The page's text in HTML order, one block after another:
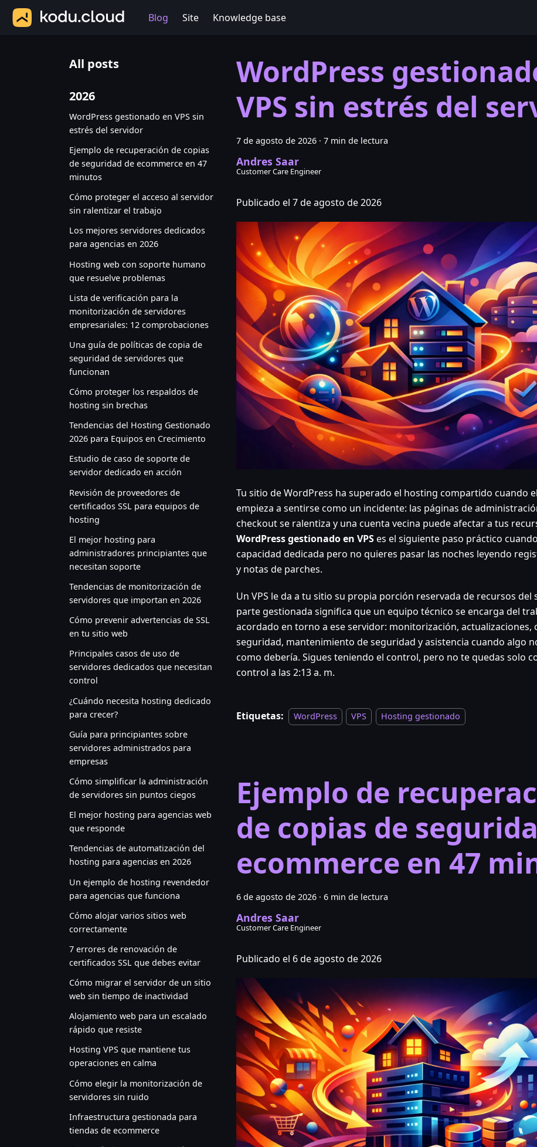
Blog Site Knowledge base
All posts
2026
WordPress gestionado en VPS sin
estrés del servidor
Ejemplo de recuperación de copias
de seguridad de ecommerce en 47
minutos
Cómo proteger el acceso al servidor
sin ralentizar el trabajo
Los mejores servidores dedicados
para agencias en 2026
Hosting web con soporte humano
que resuelve problemas
Lista de verificación para la
monitorización de servidores
empresariales: 12 comprobaciones
Una guía de políticas de copia de
seguridad de servidores que
funcionan
Cómo proteger los respaldos de
hosting sin brechas
Tendencias del Hosting Gestionado
2026 para Equipos en Crecimiento
Estudio de caso de soporte de
servidor dedicado en acción
Revisión de proveedores de
certificados SSL para equipos de
hosting
El mejor hosting para
administradores principiantes que
necesitan soporte
Tendencias de monitorización de
servidores que importan en 2026
Cómo prevenir advertencias de SSL
en tu sitio web
Principales casos de uso de
servidores dedicados que necesitan
control
¿Cuándo necesita hosting dedicado
para crecer?
Guía para principiantes sobre
servidores administrados para
empresas
Cómo simplificar la administración
de servidores sin puntos ciegos
El mejor hosting para agencias web
que responde
Tendencias de automatización del
hosting para agencias en 2026
Un ejemplo de hosting revendedor
para agencias que funciona
Cómo alojar varios sitios web
correctamente
7 errores de renovación de
certificados SSL que debes evitar
Cómo migrar el servidor de un sitio
web sin tiempo de inactividad
Alojamiento web para un escalado
rápido que resiste
Hosting VPS que mantiene tus
operaciones en calma
Cómo elegir la monitorización de
servidores sin ruido
Infraestructura gestionada para
tiendas de ecommerce
WordPress
VPS sin estrés del
7 de agosto de 2026 · 7 min de lectura
Andres Saar
Customer Care Engineer
Publicado el 7 de agosto de 2026
Tu sitio de WordPress ha superado el hosting compartido cuando
empieza a sentirse como un incidente: las páginas de
checkout se ralentiza y una cuenta vecina puede afectar a tus
WordPress gestionado en VPSes el siguiente paso práctico
capacidad dedicada pero no quieres pasar las noches leyendo
y notas de parches.
Un VPS le da a tu sitio su propia porción reservada de recursos del
parte gestionada significa que un equipo técnico se encarga del
acordado en torno a ese servidor: monitorización, actualizaciones,
seguridad, mantenimiento de seguridad y asistencia cuando algo
como debería. Sigues teniendo el control, pero no te quedas solo
control a las 2:13 a. m.
Etiquetas: WordPress VPS Hosting gestionado
Ejemplo de
de copias de
ecommerce en 47
6 de agosto de 2026 · 6 min de lectura
Andres Saar
Customer Care Engineer
Publicado el 6 de agosto de 2026